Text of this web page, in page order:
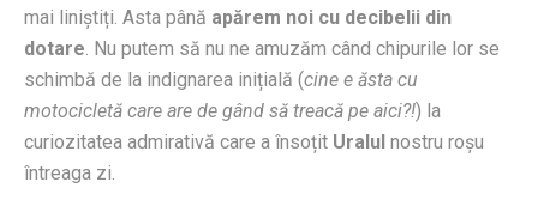
mai liniștiți. Asta până apărem noi cu decibelii din
dotare. Nu putem să nu ne amuzăm când chipurile lor se
schimbă de la indignarea inițială (cine e ăsta cu
motocicletă care are de gând să treacă pe aici?!) la
curiozitatea admirativă care a însoțit Uralul nostru roșu
întreaga zi.